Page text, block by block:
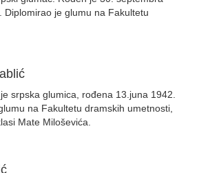
Diplomirao je glumu na Fakultetu
srpska glumica, rođena 13.juna 1942.
na Fakultetu dramskih umetnosti,
Mate Miloševića.